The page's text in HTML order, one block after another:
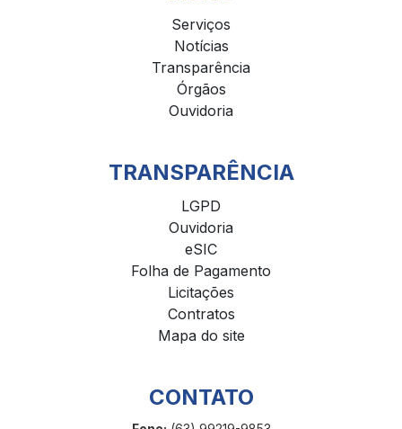
Serviços
Notícias
Transparência
Órgãos
Ouvidoria
TRANSPARÊNCIA
LGPD
Ouvidoria
eSIC
Folha de Pagamento
Licitações
Contratos
Mapa do site
CONTATO